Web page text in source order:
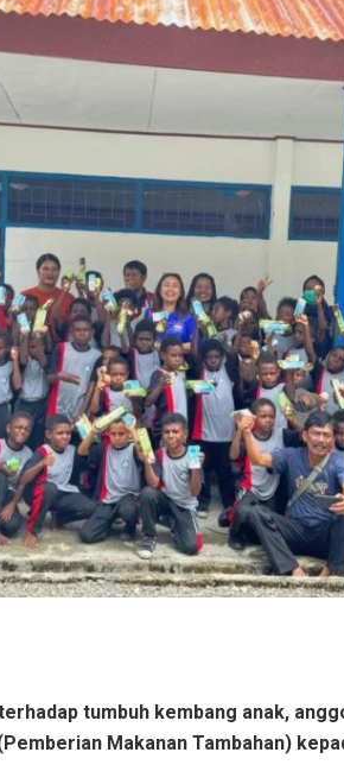
tumbuh kembang anak,
Makanan Tambahan)